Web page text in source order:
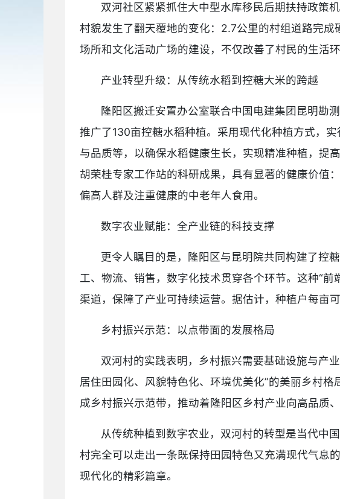
双河社区紧紧抓住大中型水库移民后期扶持政策
村貌发生了翻天覆地的变化：2.7公里的村组道路完
场所和文化活动广场的建设，不仅改善了村民的生活
产业转型升级：从传统水稻到控糖大米的跨越
隆阳区搬迁安置办公室联合中国电建集团昆明勘
推广了130亩控糖水稻种植。采用现代化种植方式，
与品质等，以确保水稻健康生长，实现精准种植，
胡荣桂专家工作站的科研成果，具有显著的健康价值
偏高人群及注重健康的中老年人食用。
数字农业赋能：全产业链的科技支撑
更令人瞩目的是，隆阳区与昆明院共同构建了控
工、物流、销售，数字化技术贯穿各个环节。这种“
渠道，保障了产业可持续运营。据估计，种植户每亩
乡村振兴示范：以点带面的发展格局
双河村的实践表明，乡村振兴需要基础设施与产
居住田园化、风貌特色化、环境优美化”的美丽乡村
成乡村振兴示范带，推动着隆阳区乡村产业向高品质
从传统种植到数字农业，双河村的转型是当代中
村完全可以走出一条既保持田园特色又充满现代气息
现代化的精彩篇章。